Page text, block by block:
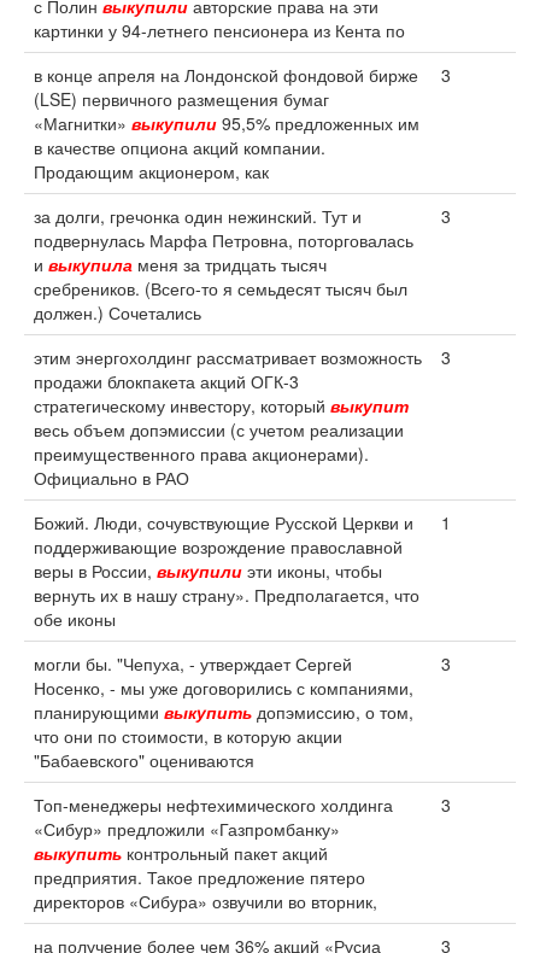
с Полин выкупили авторские права на эти
картинки у 94-летнего пенсионера из Кента по
в конце апреля на Лондонской фондовой бирже
(LSE) первичного размещения бумаг
«Магнитки» выкупили 95,5% предложенных им
в качестве опциона акций компании.
Продающим акционером, как
3
за долги, гречонка один нежинский. Тут и
подвернулась Марфа Петровна, поторговалась
и выкупила меня за тридцать тысяч
сребреников. (Всего-то я семьдесят тысяч был
должен.) Сочетались
3
этим энергохолдинг рассматривает возможность
продажи блокпакета акций ОГК-3
стратегическому инвестору, который выкупит
весь объем допэмиссии (с учетом реализации
преимущественного права акционерами).
Официально в РАО
3
Божий. Люди, сочувствующие Русской Церкви и
поддерживающие возрождение православной
веры в России, выкупили эти иконы, чтобы
вернуть их в нашу страну». Предполагается, что
обе иконы
1
могли бы. "Чепуха, - утверждает Сергей
Носенко, - мы уже договорились с компаниями,
планирующими выкупить допэмиссию, о том,
что они по стоимости, в которую акции
"Бабаевского" оцениваются
3
Топ-менеджеры нефтехимического холдинга
«Сибур» предложили «Газпромбанку»
выкупить контрольный пакет акций
предприятия. Такое предложение пятеро
директоров «Сибура» озвучили во вторник,
3
на получение более чем 36% акций «Русиа 3